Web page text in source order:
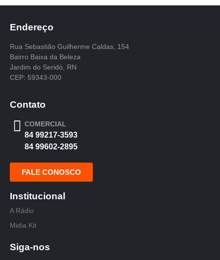
Endereço
Rua Sebastião Guilherme Caldas, 154
Bairro Baixa da Beleza
Jardim do Seridó, RN
CEP: 59343-000
Contato
COMERCIAL
84 99217-3593
84 99602-2895
FALE CONOSCO
Institucional
A Rádio
Midia Kit
Siga-nos